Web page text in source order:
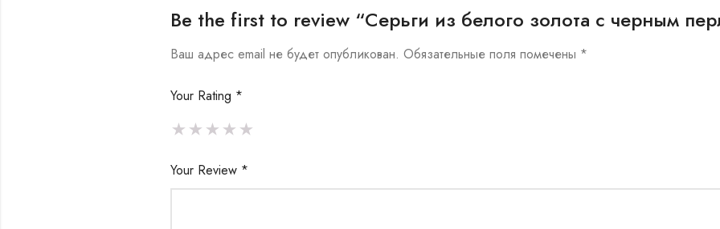
Be the first to review “Серьги из белого золота с черным
Ваш адрес email не будет опубликован. Обязательные поля помечены *
Your Rating *
Your Review *